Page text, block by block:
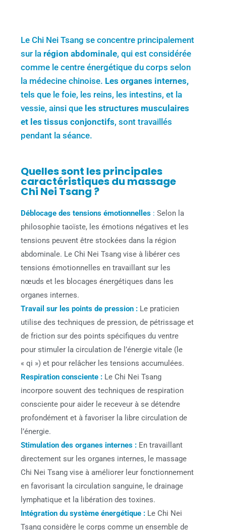
Le Chi Nei Tsang se concentre principalement
sur la région abdominale, qui est considérée
comme le centre énergétique du corps selon
la médecine chinoise. Les organes internes,
tels que le foie, les reins, les intestins, et la
vessie, ainsi que les structures musculaires
et les tissus conjonctifs, sont travaillés
pendant la séance.
Quelles sont les principales
caractéristiques du massage
Chi Nei Tsang ?
Déblocage des tensions émotionnelles : Selon la
philosophie taoïste, les émotions négatives et les
tensions peuvent être stockées dans la région
abdominale. Le Chi Nei Tsang vise à libérer ces
tensions émotionnelles en travaillant sur les
nœuds et les blocages énergétiques dans les
organes internes.
Travail sur les points de pression : Le praticien
utilise des techniques de pression, de pétrissage et
de friction sur des points spécifiques du ventre
pour stimuler la circulation de l’énergie vitale (le
« qi ») et pour relâcher les tensions accumulées.
Respiration consciente : Le Chi Nei Tsang
incorpore souvent des techniques de respiration
consciente pour aider le receveur à se détendre
profondément et à favoriser la libre circulation de
l’énergie.
Stimulation des organes internes : En travaillant
directement sur les organes internes, le massage
Chi Nei Tsang vise à améliorer leur fonctionnement
en favorisant la circulation sanguine, le drainage
lymphatique et la libération des toxines.
Intégration du système énergétique : Le Chi Nei
Tsang considère le corps comme un ensemble de